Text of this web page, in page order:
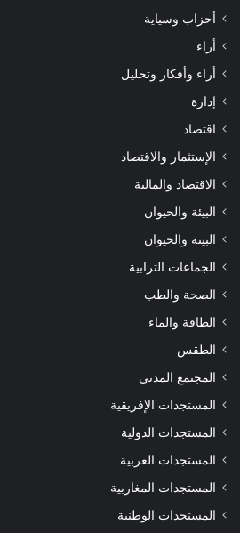
أحزاب وسياية
أراء
أراء وأفكار وتحليل
إدارة
اقتصاد
الإستثمار والاقتصاد
الاقتصاد والمالية
البيئة والحيوان
البيىة والحيوان
الجماعات الترابية
الصحة والطب
الطاقة والماء
الطقس
المجتمع المدني
المستجدات الإفريقية
المستجدات الدولية
المستجدات العربية
المستجدات المغاربية
المستجدات الوطنية